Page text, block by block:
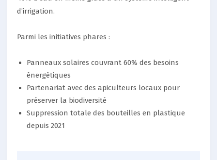
d’irrigation.
Parmi les initiatives phares :
Panneaux solaires couvrant 60% des besoins
énergétiques
Partenariat avec des apiculteurs locaux pour
préserver la biodiversité
Suppression totale des bouteilles en plastique
depuis 2021